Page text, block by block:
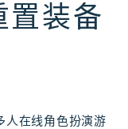
置装备
人在线角色扮演游